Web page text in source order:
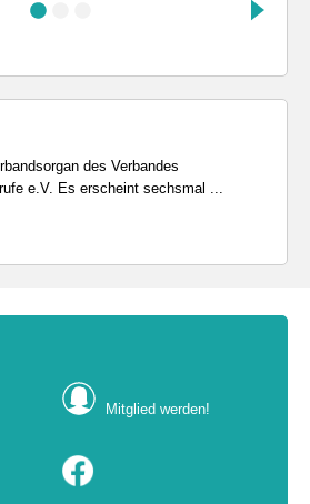
des Verbandes
e.V. Es erscheint sechsmal ...
Mitglied werden!